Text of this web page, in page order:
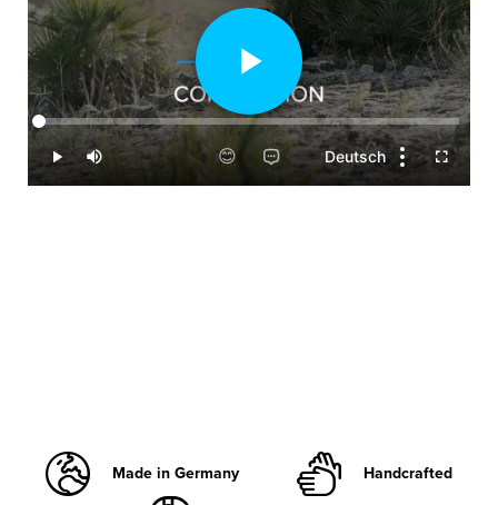
Made in Germany
Handcrafted